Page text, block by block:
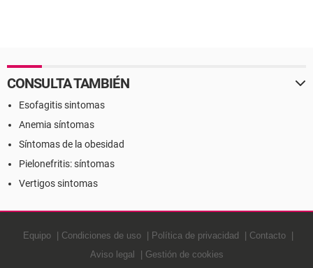
CONSULTA TAMBIÉN
Esofagitis sintomas
Anemia síntomas
Síntomas de la obesidad
Pielonefritis: síntomas
Vertigos sintomas
Equipo Condiciones de uso Política de privacidad
Contacto
Aviso legal
Gestión de cookies